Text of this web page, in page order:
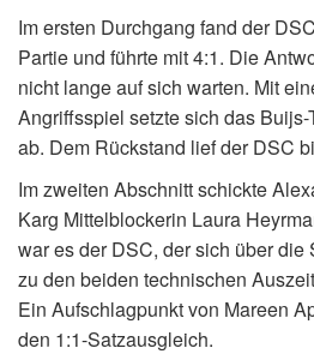
Im ersten Durchgang fand der
Partie und führte mit 4:1. Die
nicht lange auf sich warten. Mit
Angriffsspiel setzte sich das Buijs-
ab. Dem Rückstand lief der DSC
Im zweiten Abschnitt schickte
Karg Mittelblockerin Laura
war es der DSC, der sich über die
zu den beiden technischen
Ein Aufschlagpunkt von Mareen
den 1:1-Satzausgleich.